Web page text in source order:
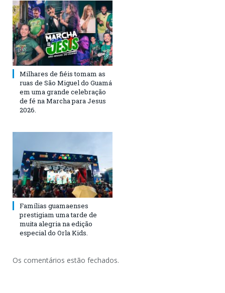
Milhares de fiéis tomam as
ruas de São Miguel do Guamá
em uma grande celebração
de fé na Marcha para Jesus
2026.
Famílias guamaenses
prestigiam uma tarde de
muita alegria na edição
especial do Orla Kids.
Os comentários estão fechados.